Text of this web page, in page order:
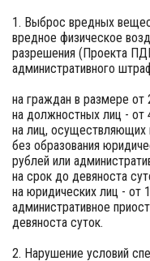
1. Выброс вредных
вредное физическое
разрешения (Проекта
административного
на граждан в размере
на должностных лиц - от
на лиц, осуществляющих
без образования
рублей или
на срок до девяноста
на юридических лиц - от
административное
девяноста суток.
2. Нарушение условий